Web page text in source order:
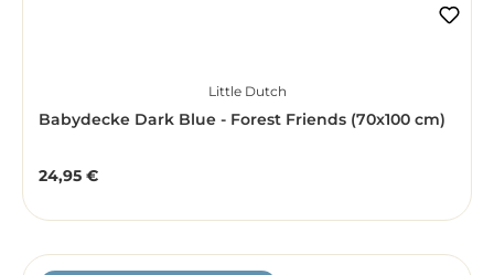
Little Dutch
Babydecke Dark Blue - Forest Friends (70x100 cm)
Regulärer Preis:
24,95 €